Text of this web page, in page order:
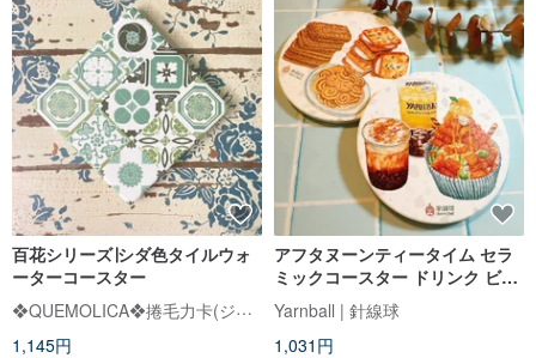
百花シリーズ∣シダ色タイルウォ
ーターコースター
❖QUEMOLICA❖捲毛力卡(ジュエンマオリカ)
1,145円
アフタヌーンティータイム セラ
ミックコースター ドリンク ビス
ケット バブルミルク マンゴーア
イス 牛蒡ケーキ 台湾風味
Yarnball | 針線球
1,031円